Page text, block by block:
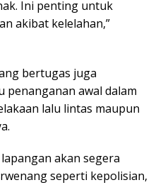
Ini penting untuk
akibat kelelahan,”
bertugas juga
penanganan awal dalam
lalu lintas maupun
akan segera
seperti kepolisian,